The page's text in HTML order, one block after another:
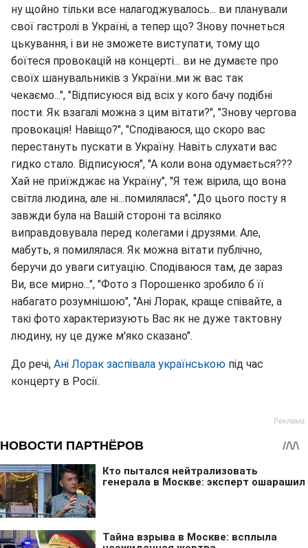
ну щойно тільки все налагоджувалось... ви планували
свої гастролі в Україні, а тепер що? Знову почнеться
цькування, і ви не зможете виступати, тому що
боїтеся провокацій на концерті... ви не думаєте про
своїх шанувальників з України..ми ж вас так
чекаємо...", "Відписуюся від всіх у кого бачу подібні
пости. Як взагалі можна з цим вітати?", "Знову чергова
провокація! Навіщо?", "Сподіваюся, що скоро вас
перестануть пускати в Україну. Навіть слухати вас
гидко стало. Відписуюся", "А коли вона одумається???
Хай не приїжджає на Україну", "Я теж вірила, що вона
світла людина, але ні...помилялася", "До цього посту я
завжди була на Вашій стороні та всіляко
виправдовувала перед колегами і друзями. Але,
мабуть, я помилялася. Як можна вітати публічно,
беручи до уваги ситуацію. Сподіваюся там, де зараз
Ви, все мирно...", "Фото з Порошенко зробило б її
набагато розумнішою", "Ані Лорак, краще співайте, а
такі фото характеризують Вас як не дуже тактовну
людину, ну це дуже м'яко сказано".
До речі, Ані Лорак заспівала українською під час
концерту в Росії.